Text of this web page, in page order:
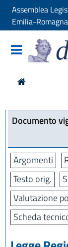
Assemblea
Emilia-Romagna
Documento
Argomenti
Testo orig.
Valutazione
Scheda